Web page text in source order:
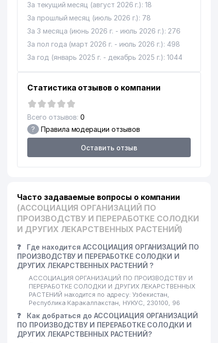
За текущий месяц (август 2026 г.): 18
За прошлый месяц (июль 2026 г.): 78
За 3 месяца (июнь 2026 г. - июль 2026 г.): 276
За пол года (март 2026 г. - июль 2026 г.): 498
За год (январь 2025 г. - декабрь 2025 г.): 1044
Статистика отзывов о компании
Всего отзывов: 0
? Правила модерации отзывов
Оставить отзыв
Часто задаваемые вопросы о компании
(АССОЦИАЦИЯ ОРГАНИЗАЦИЙ ПО
ПРОИЗВОДСТВУ И ПЕРЕРАБОТКЕ СОЛОДКИ
И ДРУГИХ ЛЕКАРСТВЕННЫХ РАСТЕНИЙ)
❓
Где находится АССОЦИАЦИЯ ОРГАНИЗАЦИЙ ПО
ПРОИЗВОДСТВУ И ПЕРЕРАБОТКЕ СОЛОДКИ И
ДРУГИХ ЛЕКАРСТВЕННЫХ РАСТЕНИЙ ?
АССОЦИАЦИЯ ОРГАНИЗАЦИЙ ПО ПРОИЗВОДСТВУ И
ПЕРЕРАБОТКЕ СОЛОДКИ И ДРУГИХ ЛЕКАРСТВЕННЫХ
РАСТЕНИЙ находится по адресу: Узбекистан,
Республика Каракалпакстан, НУКУС, 230100, 96
❓
Как добраться до АССОЦИАЦИЯ ОРГАНИЗАЦИЙ
ПО ПРОИЗВОДСТВУ И ПЕРЕРАБОТКЕ СОЛОДКИ И
ДРУГИХ ЛЕКАРСТВЕННЫХ РАСТЕНИЙ?